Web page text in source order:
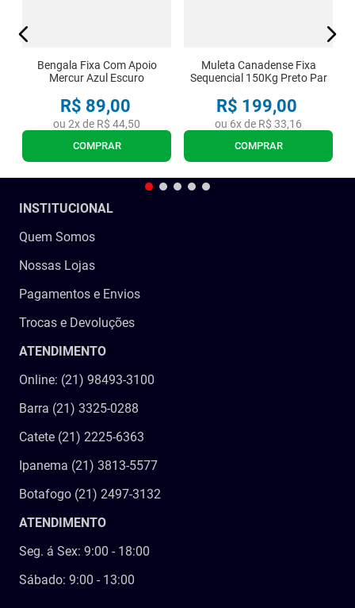
Bengala Fixa Com Apoio
Mercur Azul Escuro
R$ 89,00
ou 2x de R$ 44,50
COMPRAR
Muleta Canadense Fixa
Sequencial 150Kg Preto Par
R$ 199,00
ou 6x de R$ 33,16
COMPRAR
INSTITUCIONAL
Quem Somos
Nossas Lojas
Pagamentos e Envios
Trocas e Devoluções
ATENDIMENTO
Online: (21) 98493-3100
Barra (21) 3325-0288
Catete (21) 2225-6363
Ipanema (21) 3813-5577
Botafogo (21) 2497-3132
ATENDIMENTO
Seg. á Sex: 9:00 - 18:00
Sábado: 9:00 - 13:00